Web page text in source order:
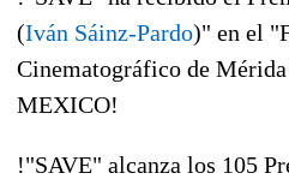
(Iván Sáinz-Pardo)" en el
Cinematográfico de
MEXICO!
!"SAVE" alcanza los 105